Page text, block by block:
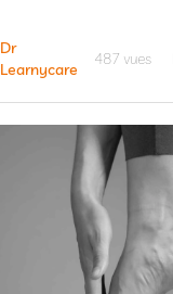
Dr
Learnycare
487 vues